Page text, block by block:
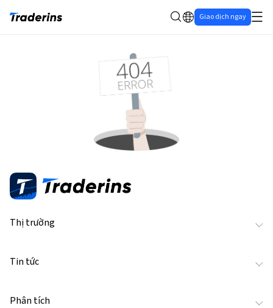
Giao dịch ngay
Thị trường
Tin tức
Phân tích